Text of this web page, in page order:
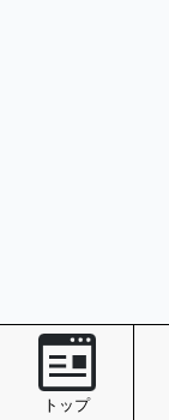
トップ